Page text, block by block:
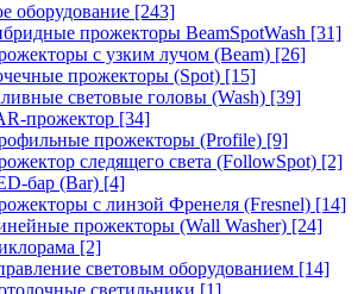
оборудование [243]
прожекторы BeamSpotWash [31]
с узким лучом (Beam) [26]
прожекторы (Spot) [15]
световые головы (Wash) [39]
прожектор [34]
прожекторы (Profile) [9]
следящего света (FollowSpot) [2]
бар (Bar) [4]
с линзой Френеля (Fresnel) [14]
прожекторы (Wall Washer) [24]
[2]
световым оборудованием [14]
светильники [1]